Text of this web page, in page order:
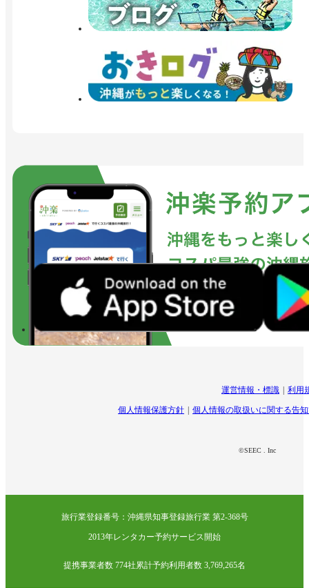
運営情報・標識 利用
個人情報保護方針 個人情報の取扱いに関する告
©SEEC . Inc
旅行業登録番号：沖縄県知事登録旅行業 第2-368号
2013年レンタカー予約サービス開始
提携事業者数 774社累計予約利用者数 3,769,265名